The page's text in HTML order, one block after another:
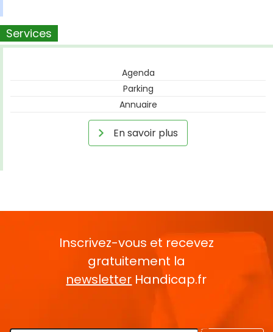
Services
Agenda
Parking
Annuaire
En savoir plus
Inscrivez-vous et recevez
gratuitement la
newsletter Handicap.fr